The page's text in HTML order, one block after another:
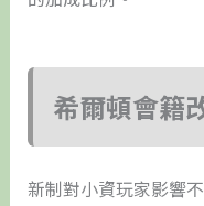
希爾頓會籍
新制對小資玩家影響